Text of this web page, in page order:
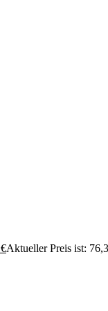
€Aktueller Preis ist: